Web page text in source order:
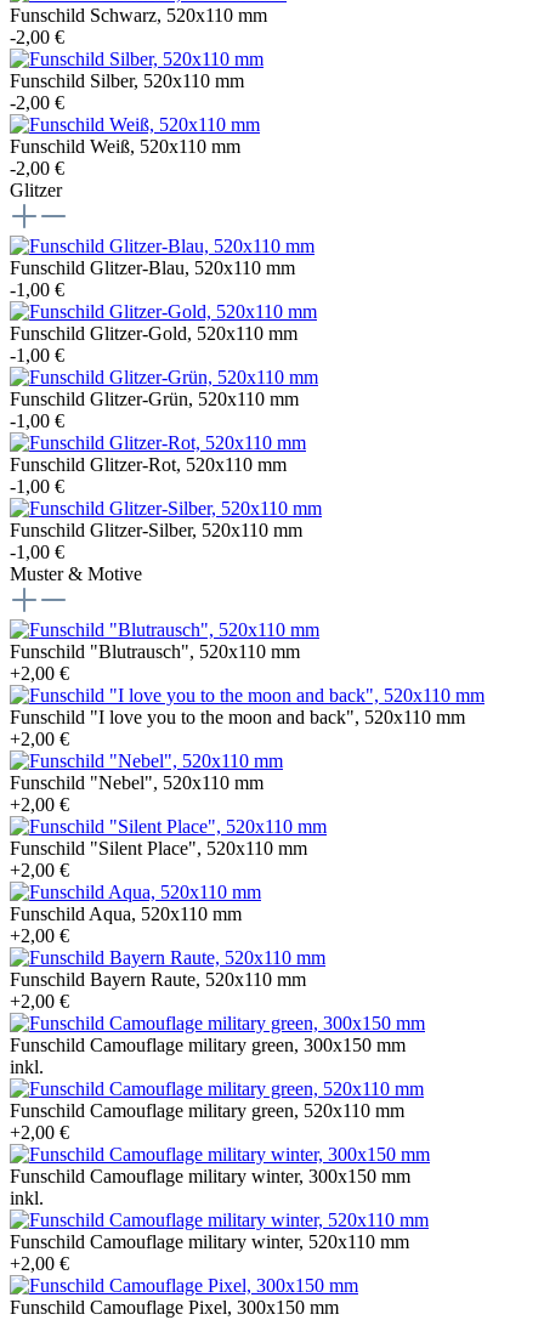
Funschild Schwarz, 520x110 mm
-2,00 €
Funschild Silber, 520x110 mm
-2,00 €
Funschild Weiß, 520x110 mm
-2,00 €
Glitzer
Funschild Glitzer-Blau, 520x110 mm
-1,00 €
Funschild Glitzer-Gold, 520x110 mm
-1,00 €
Funschild Glitzer-Grün, 520x110 mm
-1,00 €
Funschild Glitzer-Rot, 520x110 mm
-1,00 €
Funschild Glitzer-Silber, 520x110 mm
-1,00 €
Muster & Motive
Funschild "Blutrausch", 520x110 mm
+2,00 €
Funschild "I love you to the moon and back", 520x110 mm
+2,00 €
Funschild "Nebel", 520x110 mm
+2,00 €
Funschild "Silent Place", 520x110 mm
+2,00 €
Funschild Aqua, 520x110 mm
+2,00 €
Funschild Bayern Raute, 520x110 mm
+2,00 €
Funschild Camouflage military green, 300x150 mm
inkl.
Funschild Camouflage military green, 520x110 mm
+2,00 €
Funschild Camouflage military winter, 300x150 mm
inkl.
Funschild Camouflage military winter, 520x110 mm
+2,00 €
Funschild Camouflage Pixel, 300x150 mm